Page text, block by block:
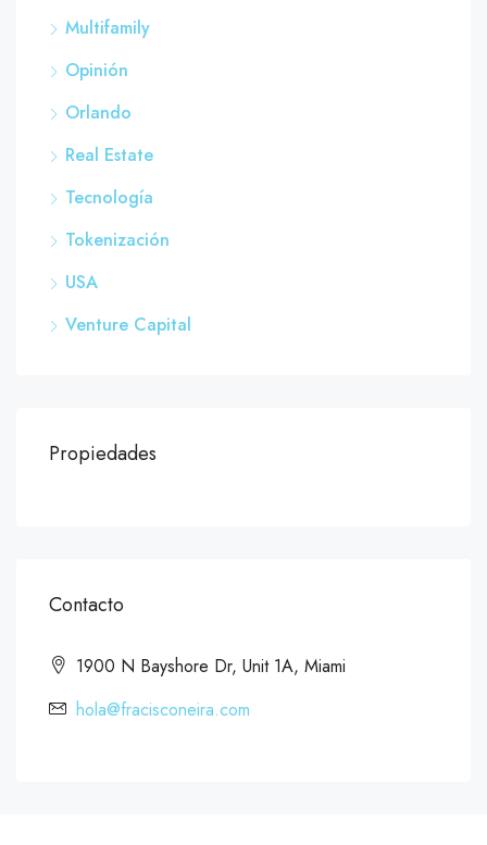
Multifamily
Opinión
Orlando
Real Estate
Tecnología
Tokenización
USA
Venture Capital
Propiedades
Contacto
1900 N Bayshore Dr, Unit 1A, Miami
hola@fracisconeira.com